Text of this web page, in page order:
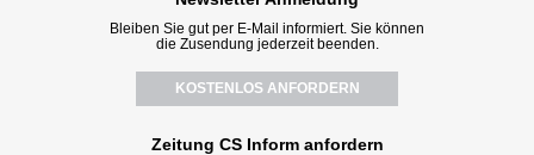
Bleiben Sie gut per E-Mail informiert. Sie können
die Zusendung jederzeit beenden.
KOSTENLOS ANFORDERN
Zeitung CS Inform anfordern